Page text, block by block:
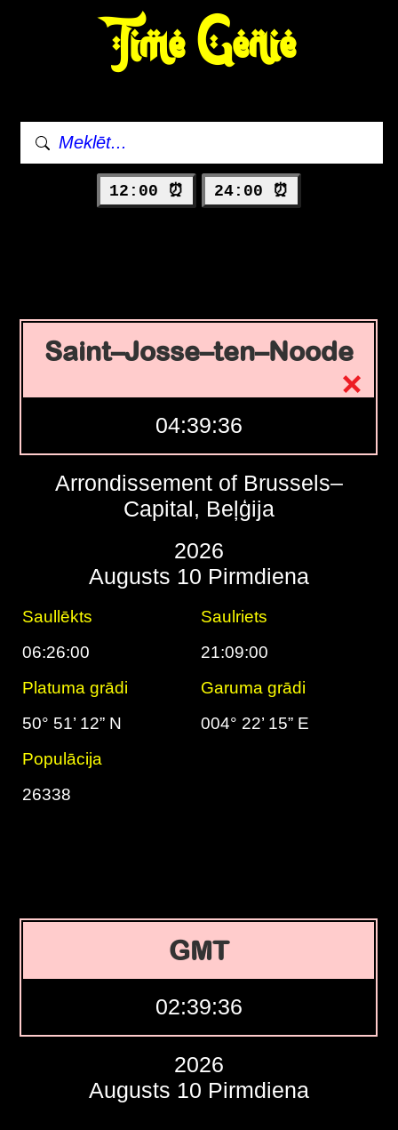
Time Genie
12:00 ⏰ 24:00 ⏰
Saint–Josse–ten–Noode
04:39:37
Arrondissement of Brussels–
Capital, Beļģija
2026
Augusts 10 Pirmdiena
Saullēkts
Saulriets
06:26:00
21:09:00
Platuma grādi
Garuma grādi
50° 51’ 12” N
004° 22’ 15” E
Populācija
26338
GMT
02:39:37
2026
Augusts 10 Pirmdiena